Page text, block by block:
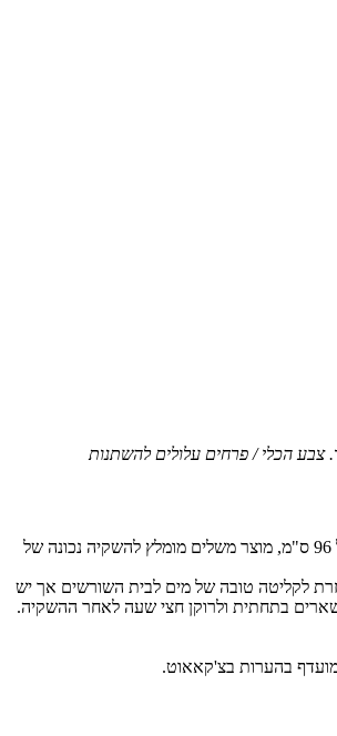
הכלי / פרחים עלולים להשתנות
תחתית מתאימה למיכל 96 ס"מ, מוצר משלים מומלץ להשקיה נכונה של
לקליטה טובה של מים לבית השורשים אך יש
בתחתית ולרוקן חצי שעה לאחר ההשקיה.
בהערות בצ'קאאוט.